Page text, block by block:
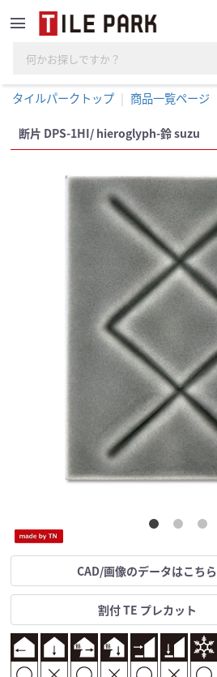
menu
タイルパークトップ 商品一覧ページ
断片 DPS-1HI/ hieroglyph-鈴 suzu
CAD/画像のデータはこちら
割付 TE プレカット